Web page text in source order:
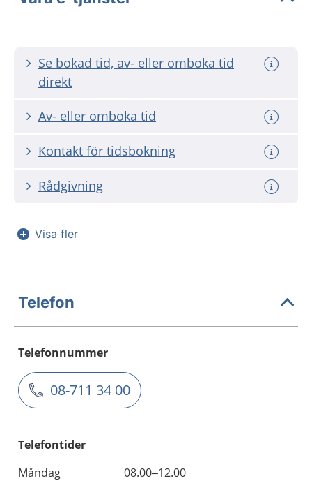
Se bokad tid, av- eller omboka tid
direkt
Av- eller omboka tid
Kontakt för tidsbokning
Rådgivning
Visa fler
Telefon
Telefonnummer
08-711 34 00
Telefontider
Måndag
08.00–12.00